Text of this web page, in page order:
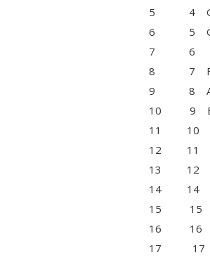
5 4
6 5
7 6
8 7
9 8
10 9
11 10
12 11
13 12
14 14
15 15
16 16
17 17